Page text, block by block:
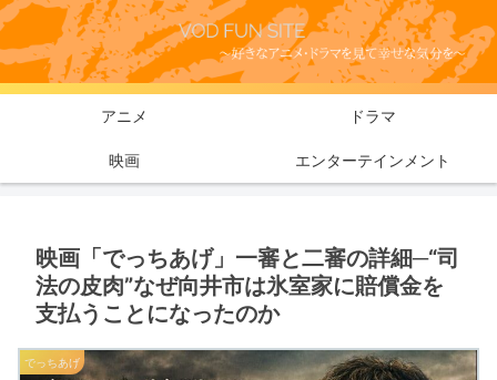
アニメ ドラマ
映画 エンターテインメント
映画「でっちあげ」一審と二審の詳細─“司
法の皮肉”なぜ向井市は氷室家に賠償金を
支払うことになったのか
でっちあげ